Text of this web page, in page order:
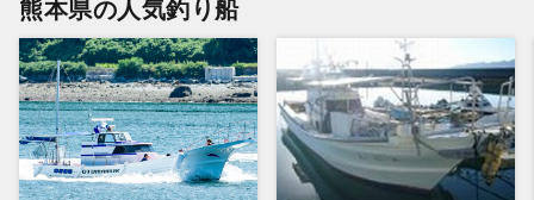
熊本県の人気釣り船